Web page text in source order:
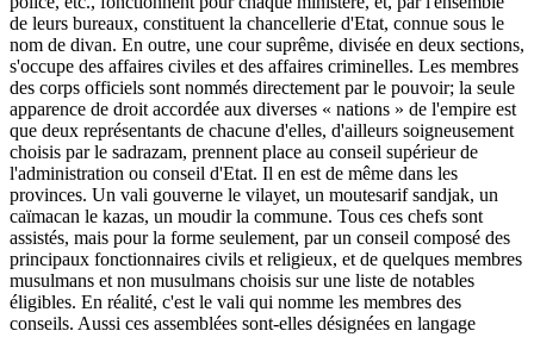
de leurs bureaux, constituent la chancellerie d'Etat, connue sous le
nom de divan. En outre, une cour suprême, divisée en deux sections,
s'occupe des affaires civiles et des affaires criminelles. Les membres
des corps officiels sont nommés directement par le pouvoir; la seule
apparence de droit accordée aux diverses « nations » de l'empire est
que deux représentants de chacune d'elles, d'ailleurs soigneusement
choisis par le sadrazam, prennent place au conseil supérieur de
l'administration ou conseil d'Etat. Il en est de même dans les
provinces. Un vali gouverne le vilayet, un moutesarif sandjak, un
caïmacan le kazas, un moudir la commune. Tous ces chefs sont
assistés, mais pour la forme seulement, par un conseil composé des
principaux fonctionnaires civils et religieux, et de quelques membres
musulmans et non musulmans choisis sur une liste de notables
éligibles. En réalité, c'est le vali qui nomme les membres des
conseils. Aussi ces assemblées sont-elles désignées en langage